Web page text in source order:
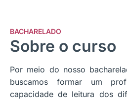
BACHARELADO
Sobre o curso
Por meio do nosso
buscamos formar um
capacidade de leitura dos